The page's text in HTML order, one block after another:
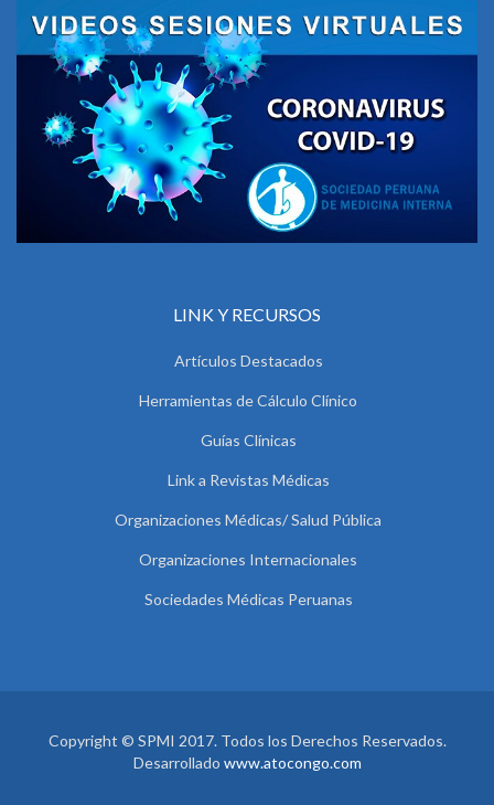
LINK Y RECURSOS
Artículos Destacados
Herramientas de Cálculo Clínico
Guías Clínicas
Link a Revistas Médicas
Organizaciones Médicas/ Salud Pública
Organizaciones Internacionales
Sociedades Médicas Peruanas
Copyright © SPMI 2017. Todos los Derechos Reservados.
Desarrollado www.atocongo.com